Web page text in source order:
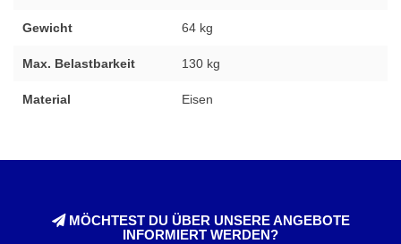
Gewicht 64 kg
Max. Belastbarkeit 130 kg
Material Eisen
MÖCHTEST DU ÜBER UNSERE ANGEBOTE
INFORMIERT WERDEN?